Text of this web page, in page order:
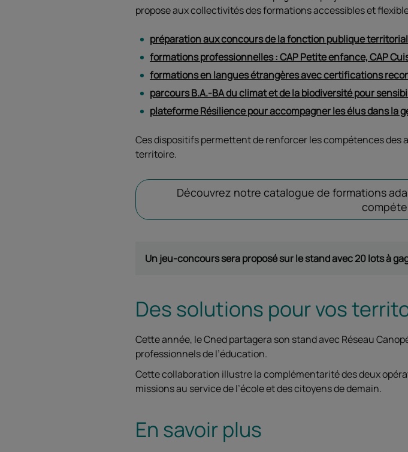
propose aux collectivités des formations accessibles et
préparation aux concours de la fonction publique
formations professionnelles : CAP Petite enfance, CAP
formations en langues étrangères avec certifications
parcours B.A.-BA du climat et de la biodiversité pour
plateforme Résilience pour accompagner les élus dans la
Ces dispositifs permettent de renforcer les compétences des
territoire.
Découvrez notre catalogue de formations
Un jeu-concours sera proposé sur le stand avec 20 lots à
Des solutions pour vos
Cette année, le Cned partagera son stand avec Réseau
professionnels de l’éducation.
Cette collaboration illustre la complémentarité des deux
missions au service de l’école et des citoyens de demain.
En savoir plus